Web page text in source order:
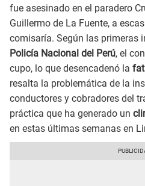
fue asesinado en el paradero
Guillermo de La Fuente, a
comisaría. Según las primeras
Policía Nacional del Perú, el
cupo, lo que desencadenó la
resalta la problemática de la
conductores y cobradores del
práctica que ha generado un
en estas últimas semanas en